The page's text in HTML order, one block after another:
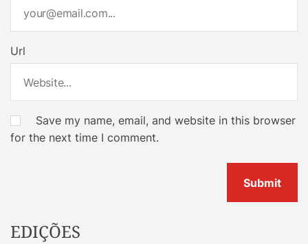
Url
Save my name, email, and website in this browser
for the next time I comment.
EDIÇÕES